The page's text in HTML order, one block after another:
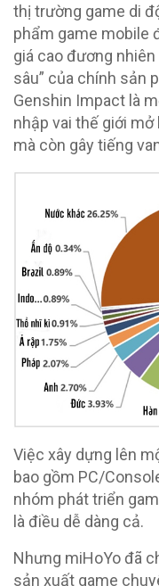
thị trường game di
phẩm game mobile
giá cao đương
sâu” của chính sản
Genshin Impact là
nhập vai thế giới
mà còn gây tiếng
Việc xây dựng lên
bao gồm PC/
nhóm phát triển
là điều dễ dàng cả.
Nhưng miHoYo đã
sản xuất game